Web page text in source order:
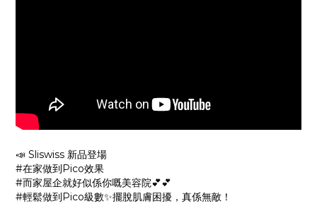
📣 Sliswiss 新品登場
#在家做到Pico效果
#而家屋企就好似係你嘅美容院💕💕
#輕鬆做到Pico級數✨擺脫肌膚困擾，真係無敵！